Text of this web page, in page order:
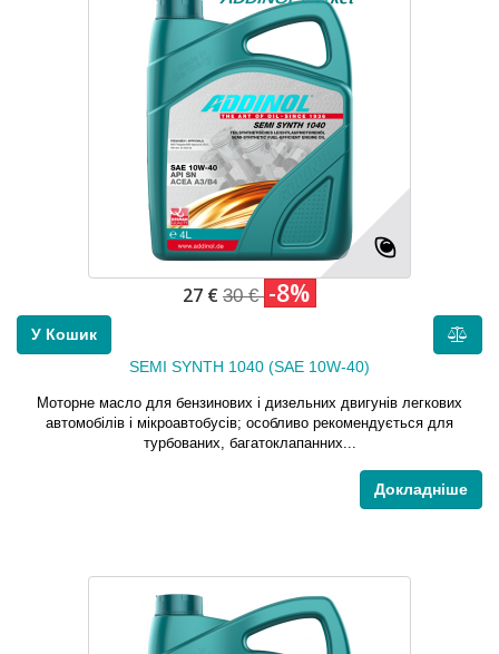
27 € 30 € -8%
У Кошик
SEMI SYNTH 1040 (SAE 10W-40)
Моторне масло для бензинових і дизельних двигунів легкових
автомобілів і мікроавтобусів; особливо рекомендується для
турбованих, багатоклапанних...
Докладніше